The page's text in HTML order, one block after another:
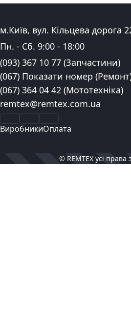
Адреса:
м.Київ, вул. Кільцева дорога
Графік роботи:
Пн. - Сб. 9:00 - 18:00
Контактні номера телефону:
(093) 367 10 77 (Запчастини)
(067) Показати номер
(067) 364 04 42 (Мототехніка)
Електронна пошта:
remtex@remtex.com.ua
ВиробникиОплата
© REMTEX усі права